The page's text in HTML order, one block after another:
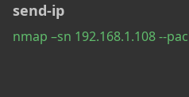
send-ip​
nmap –sn 192.168.1.108 --